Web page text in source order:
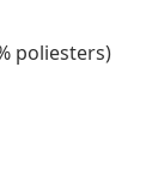
poliesters)